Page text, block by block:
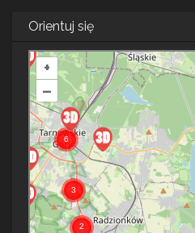
Orientuj się
+
–